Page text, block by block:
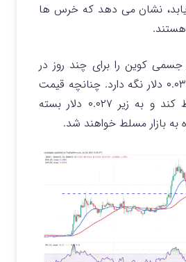
یابد، نشان می دهد که خرس ها
کوین را برای چند روز در
محدوده ۰.۰۲۷ تا ۰.۰۳۳ دلار نگه دارد. چنانچه قیمت
جسمی کوین سقوط کند و به زیر ۰.۰۲۷ دلار بسته
بازار مسلط خواهند شد.